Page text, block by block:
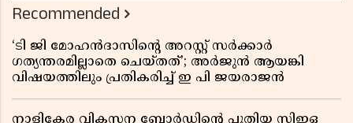
Recommended
‘ടി ജി മോഹൻദാസിൻ്റെ അറസ്റ്റ് സർക്കാർ
ഗത്യന്തരമില്ലാതെ ചെയ്തത്’; അർജുൻ ആയങ്കി
വിഷയത്തിലും പ്രതികരിച്ച് ഇ പി ജയരാജൻ
നാളികേര വികസന ബോർഡിൻ്റെ പുതിയ സിഇഒ